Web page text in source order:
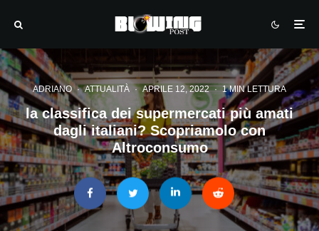
ADRIANO · ATTUALITÀ · APRILE 12, 2022 · 1 MIN LETTURA
la classifica dei supermercati più amati
dagli italiani? Scopriamolo con
Altroconsumo